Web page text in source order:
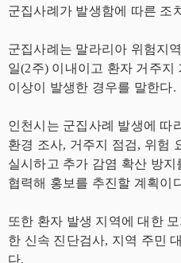
군집사례가 발생함에 따른 조
군집사례는 말라리아 위험지
일(2주) 이내이고 환자 거주지
이상이 발생한 경우를 말한다.
인천시는 군집사례 발생에 따
환경 조사, 거주지 점검, 위험
실시하고 추가 감염 확산 방
협력해 홍보를 추진할 계획이
또한 환자 발생 지역에 대한
한 신속 진단검사, 지역 주민
다.